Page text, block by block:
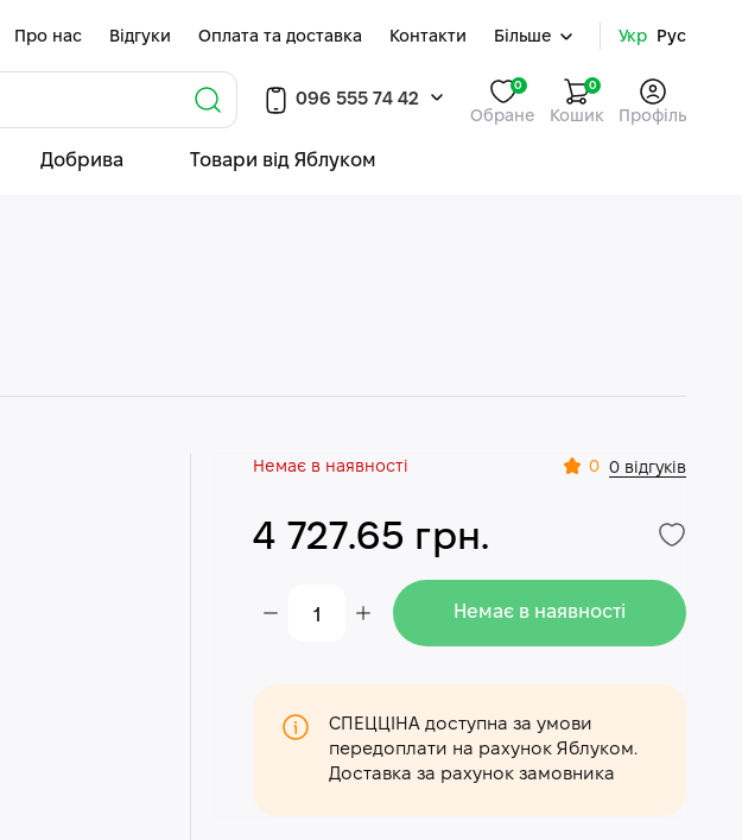
Про нас Відгуки Оплата та доставка Контакти Більше Укр Рус
096 555 74 42
Обране
0 0
Кошик Профіль
Добрива Товари від Яблуком
Немає в наявності 0 0 відгуків
4 727.65 грн.
Немає в наявності
СПЕЦЦІНА доступна за умови
передоплати на рахунок Яблуком.
Доставка за рахунок замовника